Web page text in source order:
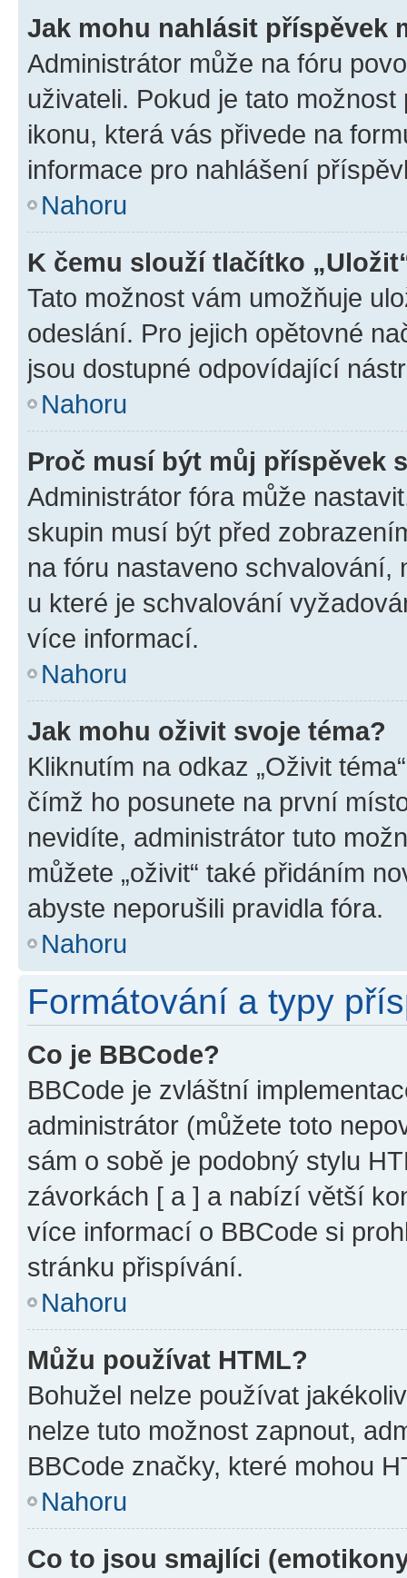
Jak mohu nahlásit příspěvek
Administrátor může na fóru
uživateli. Pokud je tato
ikonu, která vás přivede na
informace pro nahlášení
Nahoru
K čemu slouží tlačítko
Tato možnost vám umožňuje
odeslání. Pro jejich opětovné
jsou dostupné odpovídající
Nahoru
Proč musí být můj příspěvek
Administrátor fóra může
skupin musí být před
na fóru nastaveno schvalování,
u které je schvalování
více informací.
Nahoru
Jak mohu oživit svoje téma?
Kliknutím na odkaz „Oživit
čímž ho posunete na první
nevidíte, administrátor tuto
můžete „oživit“ také přidáním
abyste neporušili pravidla fóra.
Nahoru
Formátování a typy
Co je BBCode?
BBCode je zvláštní
administrátor (můžete toto
sám o sobě je podobný stylu
závorkách [ a ] a nabízí větší
více informací o BBCode si
stránku přispívání.
Nahoru
Můžu používat HTML?
Bohužel nelze používat
nelze tuto možnost zapnout,
BBCode značky, které mohou
Nahoru
Co to jsou smajlíci